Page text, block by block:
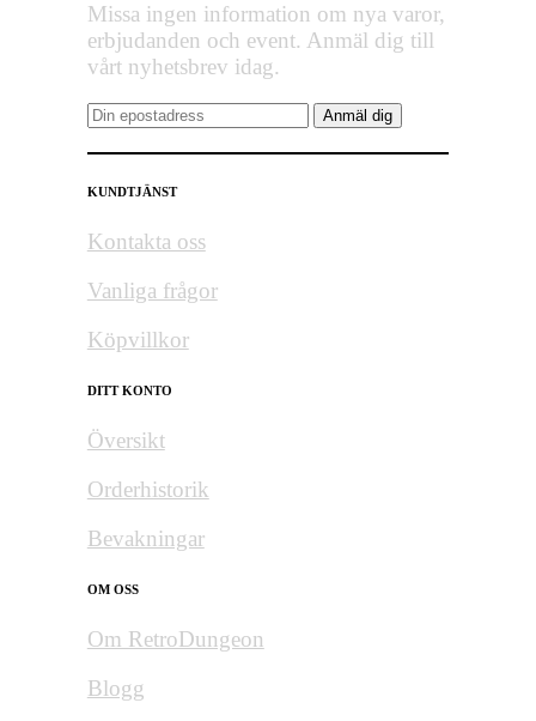
Missa ingen information om nya varor,
erbjudanden och event. Anmäl dig till
vårt nyhetsbrev idag.
KUNDTJÄNST
Kontakta oss
Vanliga frågor
Köpvillkor
DITT KONTO
Översikt
Orderhistorik
Bevakningar
OM OSS
Om RetroDungeon
Blogg